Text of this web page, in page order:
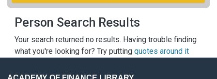
Person Search Results
Your search returned no results. Having trouble finding
what you're looking for? Try putting quotes around it